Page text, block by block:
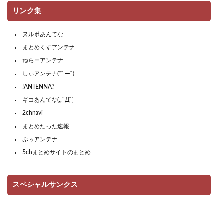
リンク集
ヌルポあんてな
まとめくすアンテナ
ねらーアンテナ
しぃアンテナ(*ﾟーﾟ)
!ANTENNA?
ギコあんてな(,,ﾟДﾟ)
2chnavi
まとめたった速報
ぷぅアンテナ
5chまとめサイトのまとめ
スペシャルサンクス